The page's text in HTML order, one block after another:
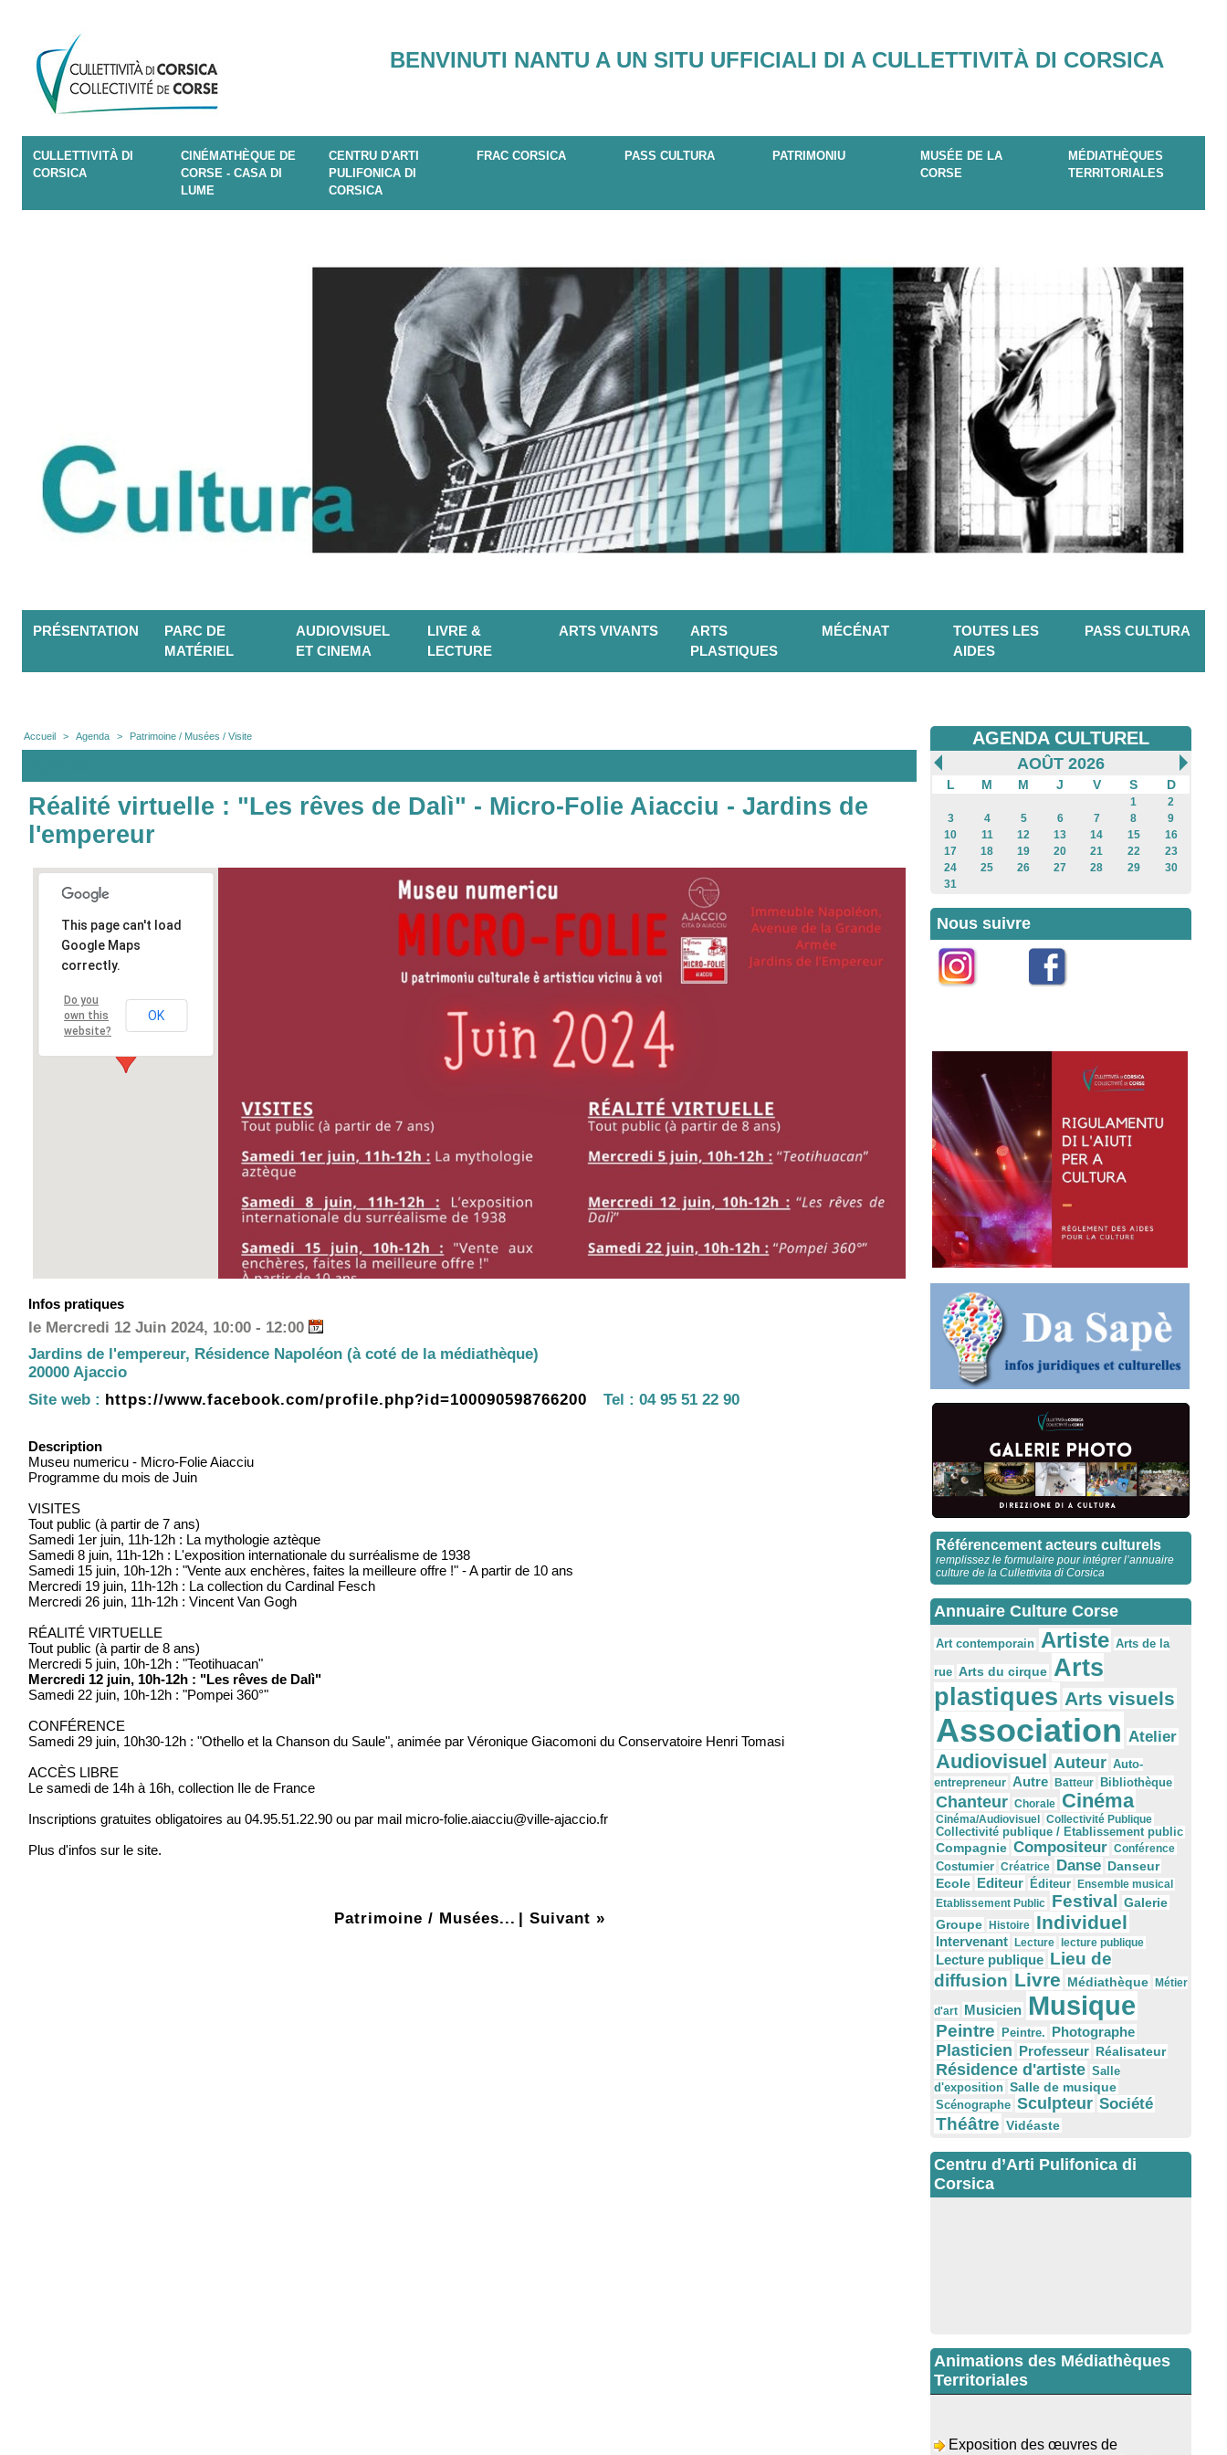
BENVINUTI NANTU A UN SITU UFFICIALI DI A CULLETTIVITÀ DI CORSICA
CULLETTIVITÀ DI
CORSICA
CINÉMATHÈQUE DE
CORSE - CASA DI
LUME
CENTRU D'ARTI
PULIFONICA DI
CORSICA
FRAC CORSICA PASS CULTURA PATRIMONIU
MUSÉE DE LA
CORSE
MÉDIATHÈQUES
TERRITORIALES
PRÉSENTATION
PARC DE
MATÉRIEL
AUDIOVISUEL
ET CINEMA
LIVRE &
LECTURE
ARTS VIVANTS
ARTS
PLASTIQUES
MÉCÉNAT
TOUTES LES
AIDES
PASS CULTURA
Accueil > Agenda > Patrimoine / Musées / Visite
Réalité virtuelle : "Les rêves de Dalì" - Micro-Folie Aiacciu - Jardins de
l'empereur
This page can't load
Google Maps
correctly.
Do you
own this
website?
OK
Infos pratiques
le Mercredi 12 Juin 2024, 10:00 - 12:00
Jardins de l'empereur, Résidence Napoléon (à coté de la médiathèque)
20000 Ajaccio
Site web : https://www.facebook.com/profile.php?id=100090598766200 Tel : 04 95 51 22 90
Description
Museu numericu - Micro-Folie Aiacciu
Programme du mois de Juin
VISITES
Tout public (à partir de 7 ans)
Samedi 1er juin, 11h-12h : La mythologie aztèque
Samedi 8 juin, 11h-12h : L'exposition internationale du surréalisme de 1938
Samedi 15 juin, 10h-12h : "Vente aux enchères, faites la meilleure offre !" - A partir de 10 ans
Mercredi 19 juin, 11h-12h : La collection du Cardinal Fesch
Mercredi 26 juin, 11h-12h : Vincent Van Gogh
RÉALITÉ VIRTUELLE
Tout public (à partir de 8 ans)
Mercredi 5 juin, 10h-12h : "Teotihuacan"
Mercredi 12 juin, 10h-12h : "Les rêves de Dalì"
Samedi 22 juin, 10h-12h : "Pompei 360°"
CONFÉRENCE
Samedi 29 juin, 10h30-12h : "Othello et la Chanson du Saule", animée par Véronique Giacomoni du Conservatoire Henri Tomasi
ACCÈS LIBRE
Le samedi de 14h à 16h, collection Ile de France
Inscriptions gratuites obligatoires au 04.95.51.22.90 ou par mail micro-folie.aiacciu@ville-ajaccio.fr
Plus d'infos sur le site.
Patrimoine / Musées... | Suivant »
AGENDA CULTUREL
AOÛT 2026
L M M J V S D
1
2
3
4 5 6 7 8
9
10
11 12 13 14 15
16
17
18 19 20 21 22
23
24
25 26 27 28 29
30
31
Nous suivre
Référencement acteurs culturels
remplissez le formulaire pour intégrer l’annuaire
culture de la Cullettivita di Corsica
Annuaire Culture Corse
Art contemporain Artiste Arts de la
rue Arts du cirque Arts
plastiques Arts visuels
Association Atelier
Audiovisuel Auteur Auto-
entrepreneur Autre Batteur Bibliothèque
Chanteur Chorale Cinéma
Cinéma/Audiovisuel
Collectivité Publique
Collectivité publique / Etablissement public
Compagnie Compositeur Conférence
Costumier Créatrice Danse Danseur
Ecole Editeur Éditeur
Ensemble musical
Etablissement Public Festival Galerie
Groupe
Histoire Individuel
Intervenant Lecture lecture publique
Lecture publique Lieu de
diffusion Livre Médiathèque Métier
d'art Musicien Musique
Peintre Peintre. Photographe
Plasticien Professeur Réalisateur
Résidence d'artiste Salle
d'exposition Salle de musique
Scénographe Sculpteur Société
Théâtre Vidéaste
Centru d’Arti Pulifonica di
Corsica
Animations des Médiathèques
Territoriales
Dominique Malberti Morin : "Racines,